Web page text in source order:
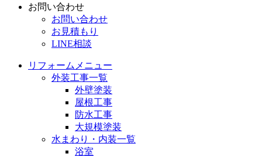
お問い合わせ
お問い合わせ
お見積もり
LINE相談
リフォームメニュー
外装工事一覧
外壁塗装
屋根工事
防水工事
大規模塗装
水まわり・内装一覧
浴室